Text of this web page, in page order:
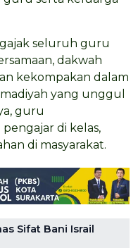
seluruh guru
dakwah
kekompakan dalam
yang unggul
guru
di kelas,
di masyarakat.
Sifat Bani Israil